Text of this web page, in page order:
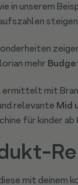
in unserem
mehr
ermittelt mit
relevante Mid
für kinder ab
mit